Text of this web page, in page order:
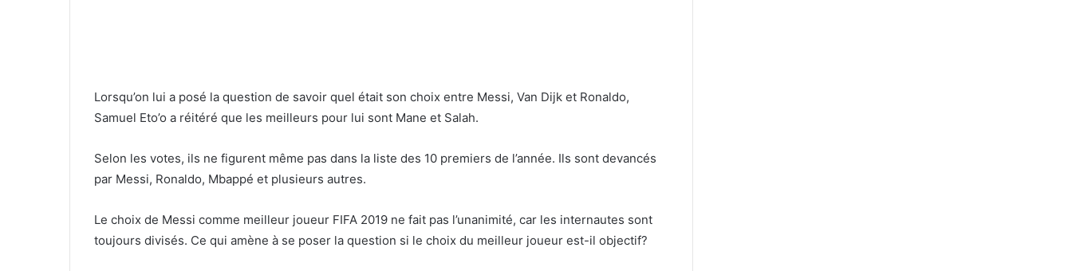
Lorsqu’on lui a posé la question de savoir quel était son choix entre Messi, Van Dijk et Ronaldo,
Samuel Eto’o a réitéré que les meilleurs pour lui sont Mane et Salah.
Selon les votes, ils ne figurent même pas dans la liste des 10 premiers de l’année. Ils sont devancés
par Messi, Ronaldo, Mbappé et plusieurs autres.
Le choix de Messi comme meilleur joueur FIFA 2019 ne fait pas l’unanimité, car les internautes sont
toujours divisés. Ce qui amène à se poser la question si le choix du meilleur joueur est-il objectif?